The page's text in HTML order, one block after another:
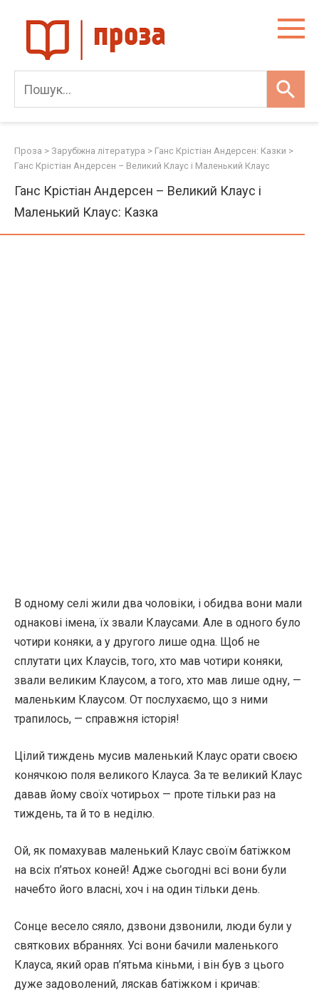
content
Проза > Зарубіжна література > Ганс Крістіан Андерсен: Казки >
Ганс Крістіан Андерсен – Великий Клаус і Маленький Клаус
Ганс Крістіан Андерсен – Великий Клаус і
Маленький Клаус: Казка
В одному селі жили два чоловіки, і обидва вони мали
однакові імена, їх звали Клаусами. Але в одного було
чотири коняки, а у другого лише одна. Щоб не
сплутати цих Клаусів, того, хто мав чотири коняки,
звали великим Клаусом, а того, хто мав лише одну, —
маленьким Клаусом. От послухаємо, що з ними
трапилось, — справжня історія!
Цілий тиждень мусив маленький Клаус орати своєю
конячкою поля великого Клауса. За те великий Клаус
давав йому своїх чотирьох — проте тільки раз на
тиждень, та й то в неділю.
Ой, як помахував маленький Клаус своїм батіжком
на всіх п’ятьох коней! Адже сьогодні всі вони були
начебто його власні, хоч і на один тільки день.
Сонце весело сяяло, дзвони дзвонили, люди були у
святкових вбраннях. Усі вони бачили маленького
Клауса, який орав п’ятьма кіньми, і він був з цього
дуже задоволений, ляскав батіжком і кричав: